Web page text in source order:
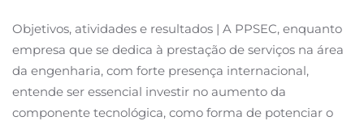
Objetivos, atividades e resultados | A PPSEC, enquanto
empresa que se dedica à prestação de serviços na área
da engenharia, com forte presença internacional,
entende ser essencial investir no aumento da
componente tecnológica, como forma de potenciar o